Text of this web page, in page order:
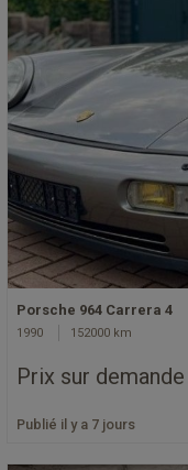
Porsche 964 Carrera 4
1990 152000 km
Prix sur demande
Publié il y a 7 jours